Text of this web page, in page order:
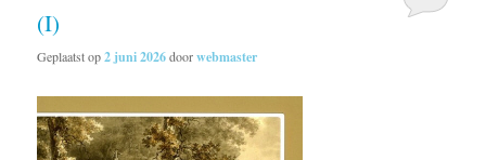
(I)
Geplaatst op2 juni 2026doorwebmaster